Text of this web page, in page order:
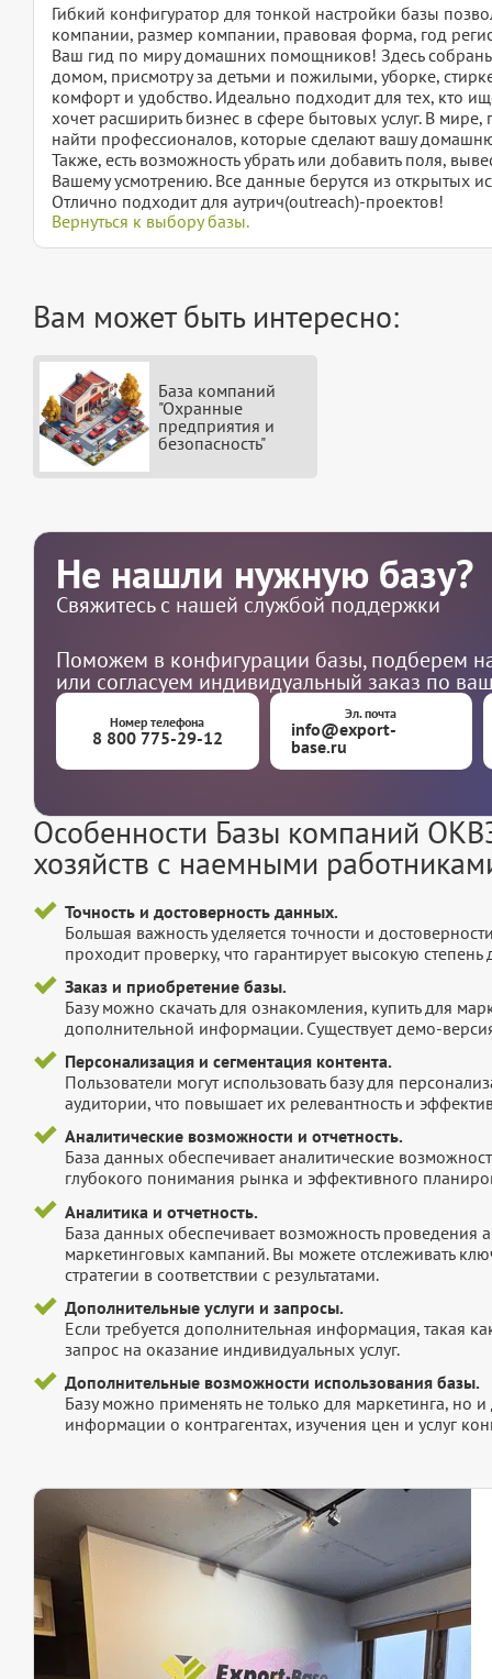
Гибкий конфигуратор для тонкой настройки базы
компании, размер компании, правовая форма, год
Ваш гид по миру домашних помощников! Здесь
домом, присмотру за детьми и пожилыми, уборке,
комфорт и удобство. Идеально подходит для тех, кто
хочет расширить бизнес в сфере бытовых услуг. В
найти профессионалов, которые сделают вашу
Также, есть возможность убрать или добавить поля,
Вашему усмотрению. Все данные берутся из открытых
Отлично подходит для аутрич(outreach)-проектов!
Вернуться к выбору базы.
Вам может быть интересно:
База компаний
"Охранные
предприятия и
безопасность"
Не нашли нужную базу?
Свяжитесь с нашей службой поддержки
Поможем в конфигурации базы, подберем
или согласуем индивидуальный заказ по
Номер телефона
8 800 775-29-12
Эл. почта
info@export-
base.ru
Особенности Базы компаний
хозяйств с наемными
Точность и достоверность данных.
Большая важность уделяется точности и
проходит проверку, что гарантирует высокую
Заказ и приобретение базы.
Базу можно скачать для ознакомления, купить для
дополнительной информации. Существует демо-
Персонализация и сегментация контента.
Пользователи могут использовать базу для
аудитории, что повышает их релевантность и
Аналитические возможности и отчетность.
База данных обеспечивает аналитические
глубокого понимания рынка и эффективного
Аналитика и отчетность.
База данных обеспечивает возможность проведения
маркетинговых кампаний. Вы можете отслеживать
стратегии в соответствии с результатами.
Дополнительные услуги и запросы.
Если требуется дополнительная информация, такая
запрос на оказание индивидуальных услуг.
Дополнительные возможности использования базы.
Базу можно применять не только для маркетинга, но
информации о контрагентах, изучения цен и услуг